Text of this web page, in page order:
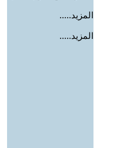
المزيد.....
المزيد.....